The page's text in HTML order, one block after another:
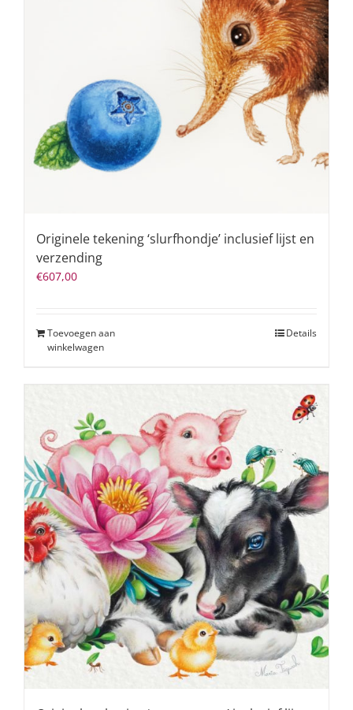
Originele tekening ‘slurfhondje’ inclusief lijst en
verzending
€607,00
Toevoegen aan
winkelwagen
Details